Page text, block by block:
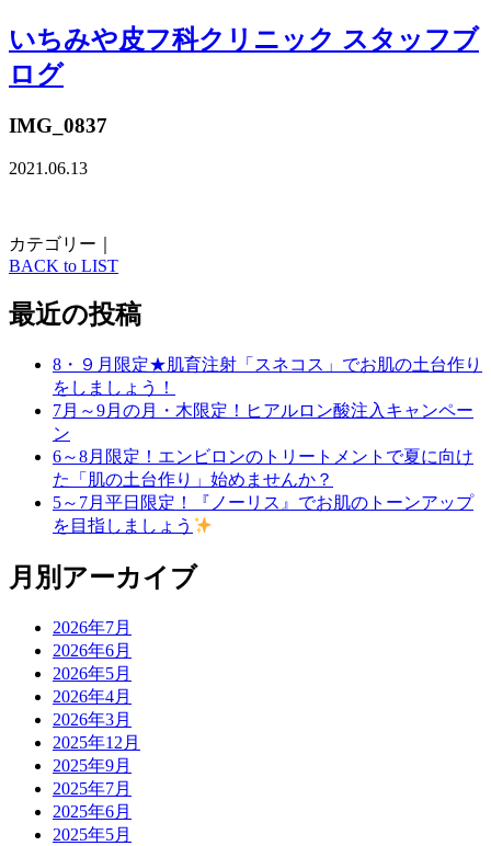
いちみや皮フ科クリニック スタッフブ
ログ
IMG_0837
2021.06.13
カテゴリー｜
BACK to LIST
最近の投稿
8・９月限定★肌育注射「スネコス」でお肌の土台作り
をしましょう！
7月～9月の月・木限定！ヒアルロン酸注入キャンペー
ン
6～8月限定！エンビロンのトリートメントで夏に向け
た「肌の土台作り」始めませんか？
5～7月平日限定！『ノーリス』でお肌のトーンアップ
を目指しましょう
月別アーカイブ
2026年7月
2026年6月
2026年5月
2026年4月
2026年3月
2025年12月
2025年9月
2025年7月
2025年6月
2025年5月